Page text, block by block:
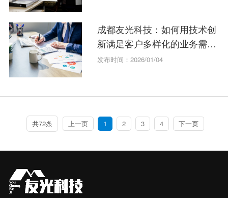
成都友光科技：如何用技术创
新满足客户多样化的业务需
求？
发布时间：2026/01/04
共72条 上一页 1 2 3 4 下一页